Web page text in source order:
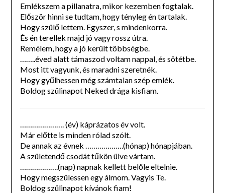
Emlékszem a pillanatra, mikor kezemben fogtalak.
Először hinni se tudtam, hogy tényleg én tartalak.
Hogy szülő lettem. Egyszer, s mindenkorra.
És én terellek majd jó vagy rossz útra.
Remélem, hogy a jó került többségbe.
……..éved alatt támaszod voltam nappal, és sötétbe.
Most itt vagyunk, és maradni szeretnék.
Hogy gyűlhessen még számtalan szép emlék.
Boldog szülinapot Neked drága kisfiam.
…………………. (év) káprázatos év volt.
Már előtte is minden rólad szólt.
De annak az évnek ……………….(hónap) hónapjában.
A születendő csodát tűkön ülve vártam.
……………….(nap) napnak kellett belőle eltelnie.
Hogy megszülessen egy álmom. Vagyis Te.
Boldog szülinapot kívánok fiam!